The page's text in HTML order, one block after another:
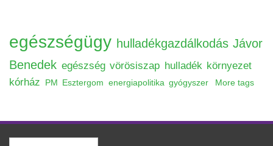
egészségügy hulladékgazdálkodás Jávor
Benedek egészség vörösiszap hulladék környezet
kórház
PM Esztergom energiapolitika gyógyszer More tags